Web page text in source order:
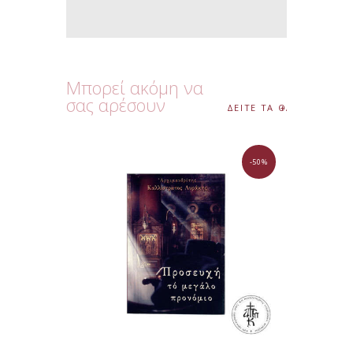
Μπορεί ακόμη να
σας αρέσουν ΔΕΙΤΕ ΤΑ ΟΛΑ
-50%